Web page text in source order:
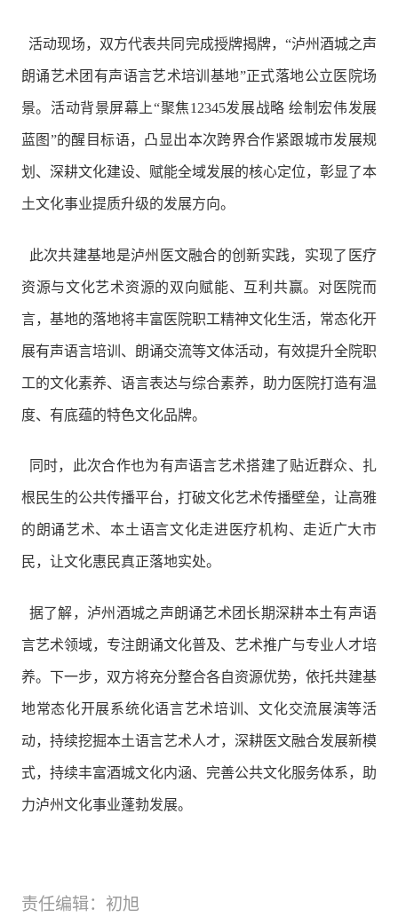
活动现场，双方代表共同完成授牌揭牌，“泸州酒城之声
朗诵艺术团有声语言艺术培训基地”正式落地公立医院场
景。活动背景屏幕上“聚焦12345发展战略 绘制宏伟发展
蓝图”的醒目标语，凸显出本次跨界合作紧跟城市发展规
划、深耕文化建设、赋能全域发展的核心定位，彰显了本
土文化事业提质升级的发展方向。
此次共建基地是泸州医文融合的创新实践，实现了医疗
资源与文化艺术资源的双向赋能、互利共赢。对医院而
言，基地的落地将丰富医院职工精神文化生活，常态化开
展有声语言培训、朗诵交流等文体活动，有效提升全院职
工的文化素养、语言表达与综合素养，助力医院打造有温
度、有底蕴的特色文化品牌。
同时，此次合作也为有声语言艺术搭建了贴近群众、扎
根民生的公共传播平台，打破文化艺术传播壁垒，让高雅
的朗诵艺术、本土语言文化走进医疗机构、走近广大市
民，让文化惠民真正落地实处。
据了解，泸州酒城之声朗诵艺术团长期深耕本土有声语
言艺术领域，专注朗诵文化普及、艺术推广与专业人才培
养。下一步，双方将充分整合各自资源优势，依托共建基
地常态化开展系统化语言艺术培训、文化交流展演等活
动，持续挖掘本土语言艺术人才，深耕医文融合发展新模
式，持续丰富酒城文化内涵、完善公共文化服务体系，助
力泸州文化事业蓬勃发展。
责任编辑：初旭